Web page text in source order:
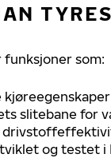
som:
slitebane for
og testet i